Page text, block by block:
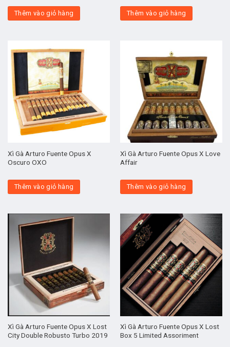
Thêm vào giỏ hàng Thêm vào giỏ hàng
Xì Gà Arturo Fuente Opus X
Oscuro OXO
Thêm vào giỏ hàng
Xì Gà Arturo Fuente Opus X Love
Affair
Thêm vào giỏ hàng
Xì Gà Arturo Fuente Opus X Lost
City Double Robusto Turbo 2019
Xì Gà Arturo Fuente Opus X Lost
Box 5 Limited Assoriment